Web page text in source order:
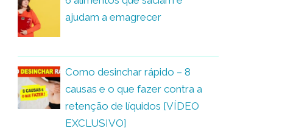
ajudam a emagrecer
Como desinchar rápido – 8
causas e o que fazer contra a
retenção de líquidos [VÍDEO
EXCLUSIVO]